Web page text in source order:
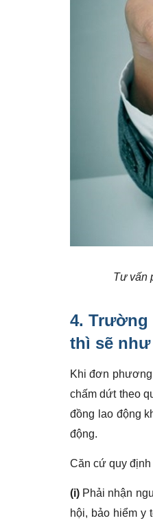
Tư vấn
4.
thì sẽ
Khi đơn
chấm dứt theo
đồng lao động
động.
Căn cứ quy
(i) Phải nhận
hội, bảo hiểm y